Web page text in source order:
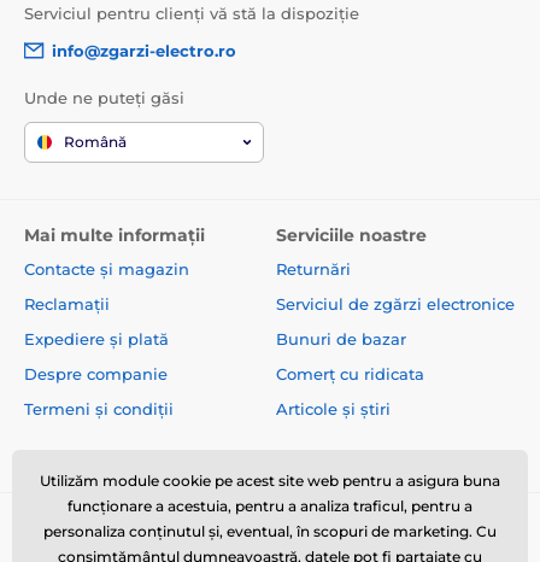
Serviciul pentru clienți vă stă la dispoziție
info@zgarzi-electro.ro
Unde ne puteți găsi
Română
Mai multe informații
Contacte și magazin
Reclamații
Expediere și plată
Despre companie
Termeni și condiții
Serviciile noastre
Returnări
Serviciul de zgărzi electronice
Bunuri de bazar
Comerț cu ridicata
Articole și știri
Utilizăm module cookie pe acest site web pentru a asigura buna
funcționare a acestuia, pentru a analiza traficul, pentru a
personaliza conținutul și, eventual, în scopuri de marketing. Cu
consimțământul dumneavoastră, datele pot fi partajate cu